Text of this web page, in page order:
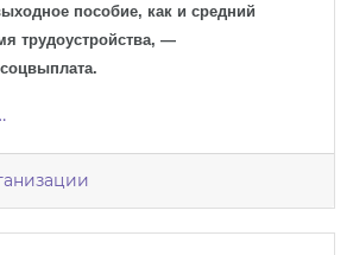
пособие, как и средний
трудоустройства, —